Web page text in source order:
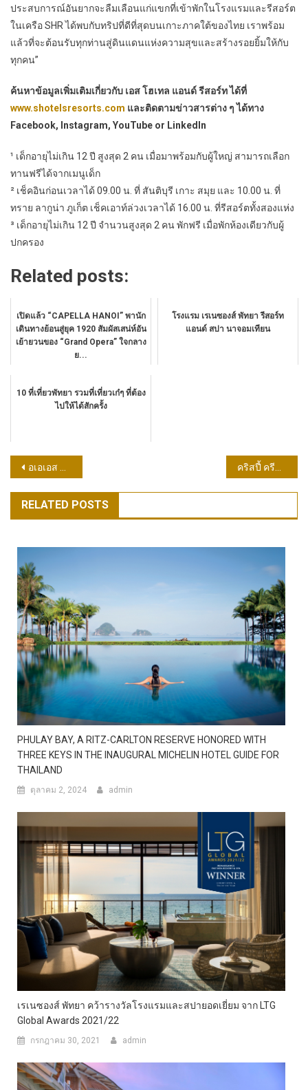
ประสบการณ์อันยากจะลืมเลือนแก่แขกที่เข้าพักในโรงแรมและรีสอร์ต
ในเครือ SHR ได้พบกับทริปที่ดีที่สุดบนเกาะภาคใต้ของไทย เราพร้อม
แล้วที่จะต้อนรับทุกท่านสู่ดินแดนแห่งความสุขและสร้างรอยยิ้มให้กับ
ทุกคน”
ค้นหาข้อมูลเพิ่มเติมเกี่ยวกับ เอส โฮเทล แอนด์ รีสอร์ท ได้ที่
www.shotelsresorts.com และติดตามข่าวสารต่าง ๆ ได้ทาง
Facebook, Instagram, YouTube or LinkedIn
¹ เด็กอายุไม่เกิน 12 ปี สูงสุด 2 คน เมื่อมาพร้อมกับผู้ใหญ่ สามารถเลือก
ทานฟรีได้จากเมนูเด็ก
² เช็คอินก่อนเวลาได้ 09.00 น. ที่ สันติบุรี เกาะ สมุย และ 10.00 น. ที่
ทราย ลากูน่า ภูเก็ต เช็คเอาท์ล่วงเวลาได้ 16.00 น. ที่รีสอร์ตทั้งสองแห่ง
³ เด็กอายุไม่เกิน 12 ปี จำนวนสูงสุด 2 คน พักฟรี เมื่อพักห้องเดียวกับผู้
ปกครอง
Related posts:
เปิดแล้ว “CAPELLA HANOI” พานัก
เดินทางย้อนสู่ยุค 1920 สัมผัสเสน่ห์อัน
เย้ายวนของ “Grand Opera” ใจกลาง
ย...
โรงแรม เรเนซองส์ พัทยา รีสอร์ท
แอนด์ สปา นาจอมเทียน
10 ที่เที่ยวพัทยา รวมที่เที่ยวเก๋ๆ ที่ต้อง
ไปให้ได้สักครั้ง
แนะแนว
เรื่อง
อเอเอส ออโต้ เซอร์วิส ปลื้ม ยอดจอง ปอร์เช่ 911 จีที3 ใหม่ (The new Porsche 911 GT3) แรง!! ทะลุกว่า 20 คัน ทันทีที่เปิดจอง
RELATED POSTS
PHULAY BAY, A RITZ-CARLTON RESERVE HONORED WITH
THREE KEYS IN THE INAUGURAL MICHELIN HOTEL GUIDE FOR
THAILAND
ตุลาคม 2, 2024 admin
เรเนซองส์ พัทยา คว้ารางวัลโรงแรมและสปายอดเยี่ยม จาก LTG
Global Awards 2021/22
กรกฎาคม 30, 2021 admin